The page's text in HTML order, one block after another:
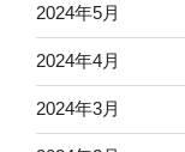
2024年5月
2024年4月
2024年3月